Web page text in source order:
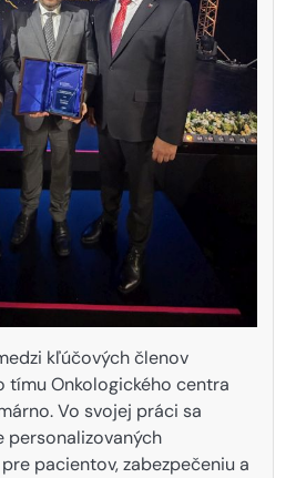
kľúčových členov
tímu Onkologického centra
Vo svojej práci sa
personalizovaných
pacientov, zabezpečeniu a